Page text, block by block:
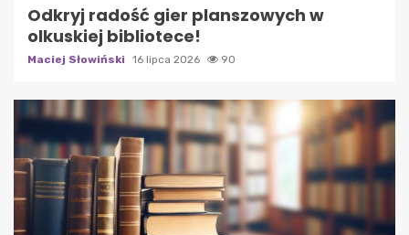
Odkryj radość gier planszowych w
olkuskiej bibliotece!
Maciej Słowiński 16 lipca 2026 90